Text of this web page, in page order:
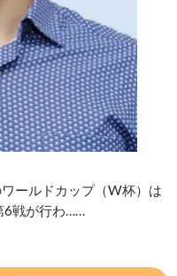
ールドカップ（W杯）は
6戦が行わ……